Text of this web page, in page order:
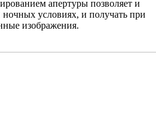
апертуры позволяет и
ночных условиях, и получать при
изображения.